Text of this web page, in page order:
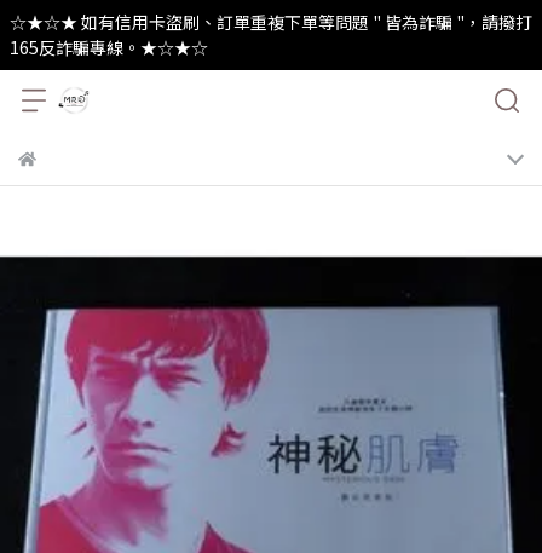
☆★☆★ 如有信用卡盜刷、訂單重複下單等問題 " 皆為詐騙 "，請撥打
165反詐騙專線。★☆★☆